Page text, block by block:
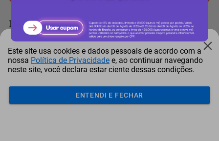
Itens comprados juntos
Conjunto Para Churrasco
Conjunto Para Churrasco
Este site usa cookies e dados pessoais de acordo com a
nossa Política de Privacidade e, ao continuar navegando
neste site, você declara estar ciente dessas condições.
ENTENDI E FECHAR